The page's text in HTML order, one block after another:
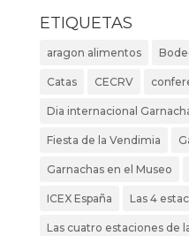
ETIQUETAS
aragon alimentos
Catas CECRV
Dia internacional
Fiesta de la Vendimia
Garnachas en el Museo
ICEX España Las 4
Las cuatro estaciones de